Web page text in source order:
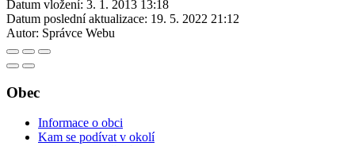
Datum vložení: 3. 1. 2013 13:18
Datum poslední aktualizace: 19. 5. 2022 21:12
Autor: Správce Webu
Obec
Informace o obci
Kam se podívat v okolí